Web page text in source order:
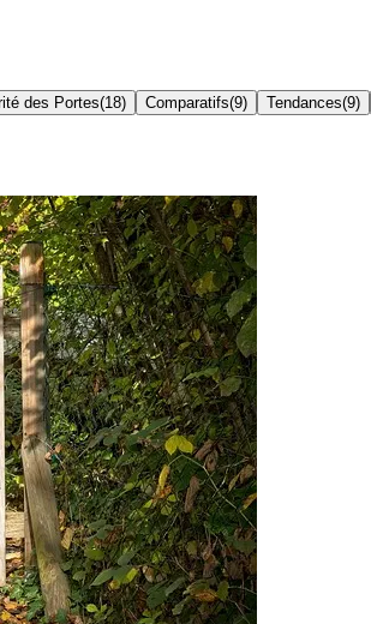
des Portes(18) Comparatifs(9) Tendances(9)